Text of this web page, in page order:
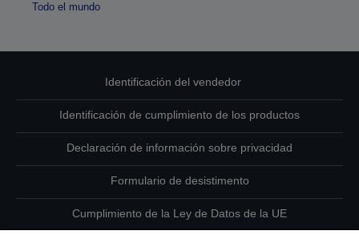
Todo el mundo
Identificación del vendedor
Identificación de cumplimiento de los productos
Declaración de información sobre privacidad
Formulario de desistimento
Cumplimiento de la Ley de Datos de la UE